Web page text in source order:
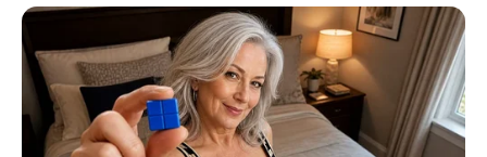
mesa e banho, até peças decorativas, que estão
super em alta.
Para te ajudar a conhecer melhor essa técnica,
elaboramos esse guia absolutamente completo